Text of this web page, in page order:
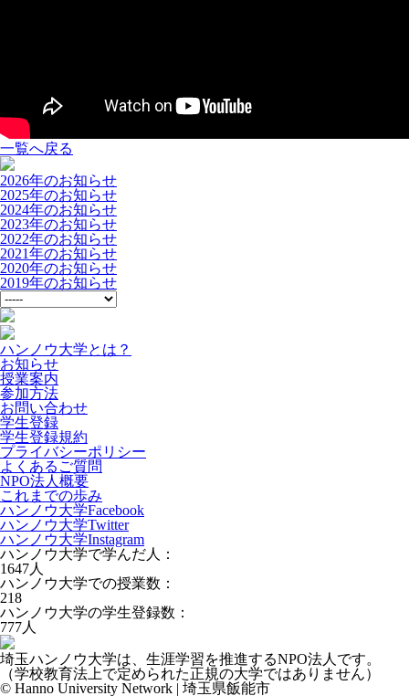
一覧へ戻る
2026年のお知らせ
2025年のお知らせ
2024年のお知らせ
2023年のお知らせ
2022年のお知らせ
2021年のお知らせ
2020年のお知らせ
2019年のお知らせ
ハンノウ大学とは？
お知らせ
授業案内
参加方法
お問い合わせ
学生登録
学生登録規約
プライバシーポリシー
よくあるご質問
NPO法人概要
これまでの歩み
ハンノウ大学Facebook
ハンノウ大学Twitter
ハンノウ大学Instagram
ハンノウ大学で学んだ人：
1647人
ハンノウ大学での授業数：
218
ハンノウ大学の学生登録数：
777人
埼玉ハンノウ大学は、生涯学習を推進するNPO法人です。
（学校教育法上で定められた正規の大学ではありません）
© Hanno University Network | 埼玉県飯能市